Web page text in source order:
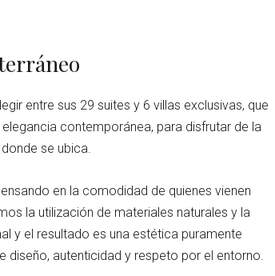
entre sus 29 suites y 6 villas exclusivas, que
contemporánea, para disfrutar de la
se ubica.
en la comodidad de quienes vienen
la utilización de materiales naturales y la
y el resultado es una estética puramente
diseño, autenticidad y respeto por el entorno.